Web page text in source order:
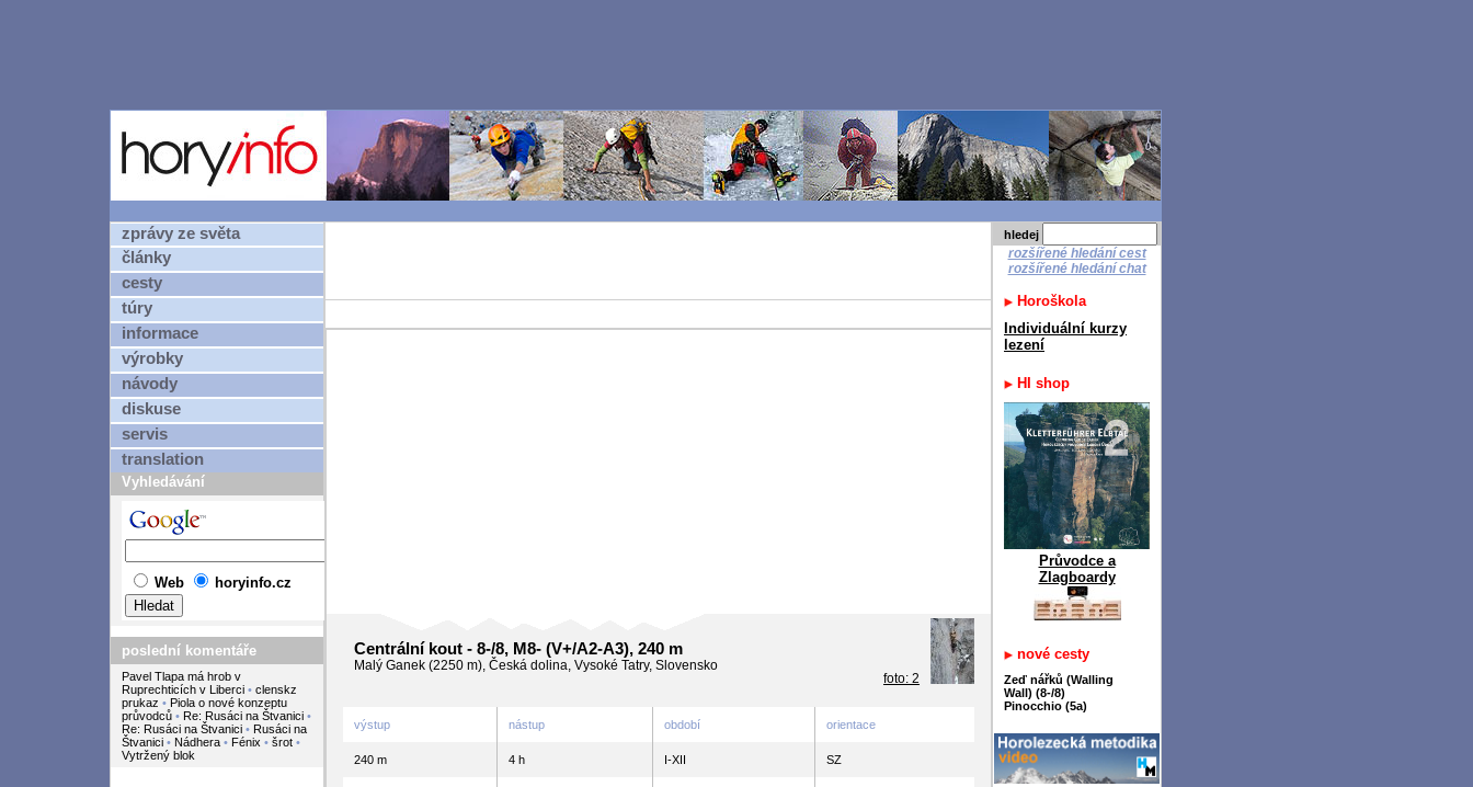
zprávy ze světa
články
cesty
túry
informace
výrobky
návody
diskuse
servis
translation
Vyhledávání
Web horyinfo.cz
poslední komentáře
Pavel Tlapa má hrob v
Ruprechticích v Liberci • clenskz
prukaz • Piola o nové konzeptu
průvodců • Re: Rusáci na Štvanici •
Re: Rusáci na Štvanici • Rusáci na
Štvanici • Nádhera • Fénix • šrot •
Vytržený blok
foto: 2
Centrální kout - 8-/8, M8- (V+/A2-A3), 240 m
Malý Ganek (2250 m), Česká dolina, Vysoké Tatry, Slovensko
výstup nástup období orientace
240 m 4 h I-XII SZ
hledej
rozšířené hledání cest
rozšířené hledání chat
Horoškola
Individuální kurzy
lezení
HI shop
Průvodce a
Zlagboardy
nové cesty
Zeď nářků (Walling
Wall) (8-/8)
Pinocchio (5a)